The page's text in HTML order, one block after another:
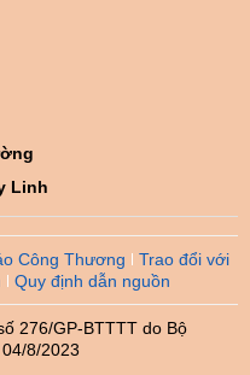
Linh
Công Thương
Trao đổi với
Quy định dẫn nguồn
276/GP-BTTTT do Bộ
8/2023